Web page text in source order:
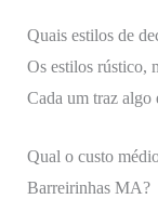
Quais estilos de
Os estilos rústico,
Cada um traz algo
Qual o custo
Barreirinhas MA?